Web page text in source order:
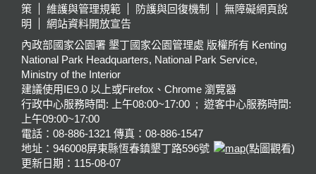
策
維護與管理規範 防護與回復機制
無障礙網頁說
明
網站資料開放宣告
內政部國家公園署 墾丁國家公園管理處 版權所有 Kenting
National Park Headquarters, National Park Service,
Ministry of the Interior
建議使用IE9.0 以上或Firefox、Chrome 瀏覽器
行政中心服務時間: 上午08:00~17:00 ; 遊客中心服務時間:
上午09:00~17:00
電話：08-886-1321 傳真：08-886-1547
地址：946008屏東縣恆春鎮墾丁路596號
(點圖觀看)
更新日期： 115-08-07